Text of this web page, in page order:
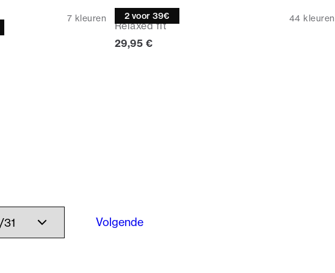
7 kleuren 2 voor 39€
T-shirt
Relaxed fit
44 kleuren
Huidige prijs
29,95 €
Volgende